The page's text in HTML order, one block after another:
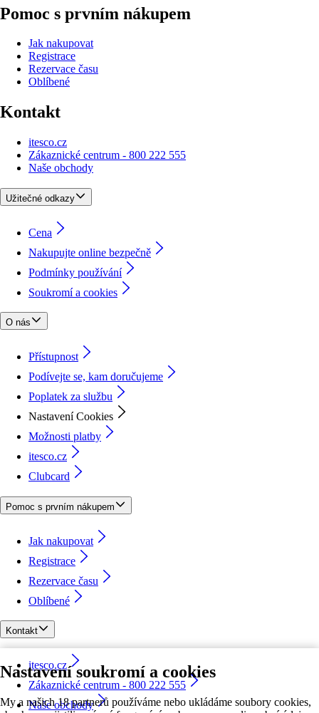
Nastavení soukromí a cookies
My a našich 18 partnerů používáme nebo ukládáme soubory cookies,
Pomoc s prvním nákupem
Jak nakupovat
Registrace
Rezervace času
Oblíbené
Kontakt
itesco.cz
Zákaznické centrum - 800 222 555
Naše obchody
Užitečné odkazy
Cena
Nakupujte online bezpečně
Podmínky používání
Soukromí a cookies
O nás
Přístupnost
Podívejte se, kam doručujeme
Poplatek za službu
Nastavení Cookies
Možnosti platby
itesco.cz
Clubcard
Pomoc s prvním nákupem
Jak nakupovat
Registrace
Rezervace času
Oblíbené
Kontakt
itesco.cz
Zákaznické centrum - 800 222 555
Naše obchody